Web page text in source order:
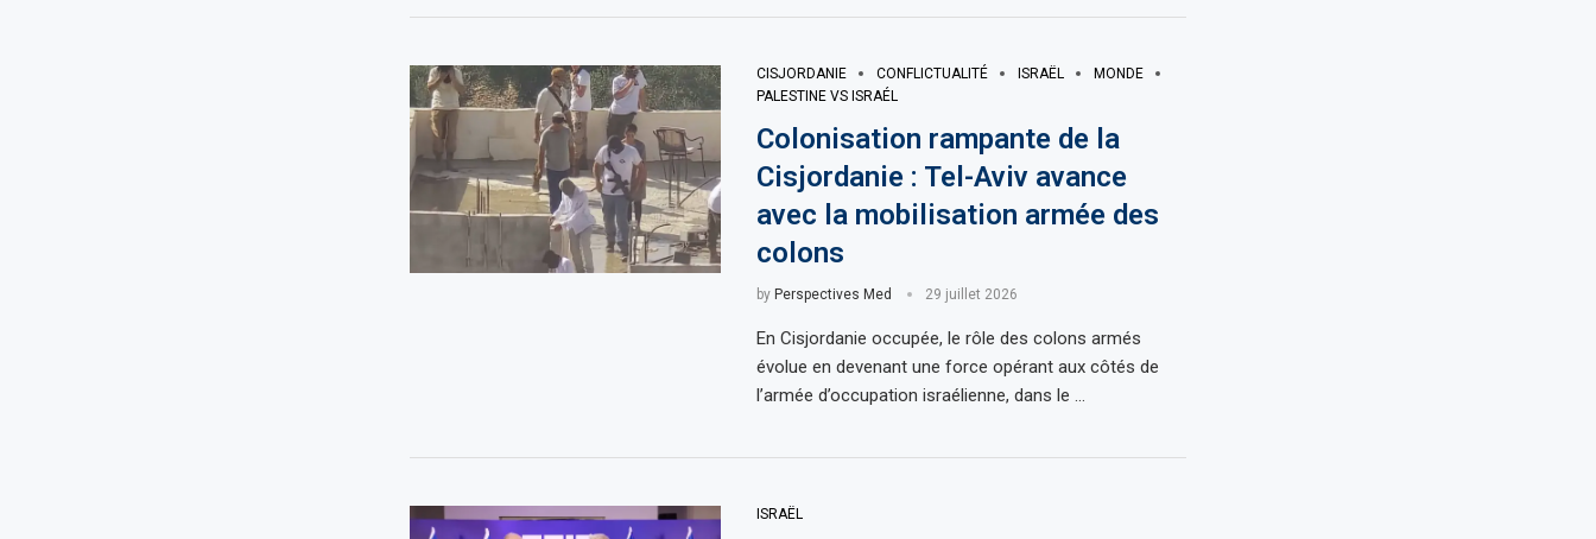
CISJORDANIE CONFLICTUALITÉ ISRAËL
MONDE
PALESTINE VS ISRAÉL
Colonisation rampante de la
Cisjordanie : Tel-Aviv avance
avec la mobilisation armée des
colons
by Perspectives Med 29 juillet 2026
En Cisjordanie occupée, le rôle des colons armés
évolue en devenant une force opérant aux côtés de
l’armée d’occupation israélienne, dans le …
ISRAËL